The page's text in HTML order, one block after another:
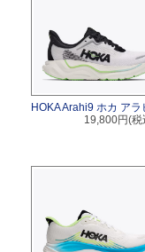
HOKA Arahi9 ホカ アラ
19,800円(税